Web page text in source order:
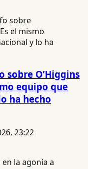
sobre O’Higgins
equipo que
ha hecho
23:22